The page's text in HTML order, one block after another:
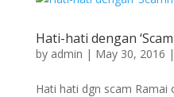
Hati-hati dengan
by admin | May 30, 2016 |
Hati hati dgn scam Ramai